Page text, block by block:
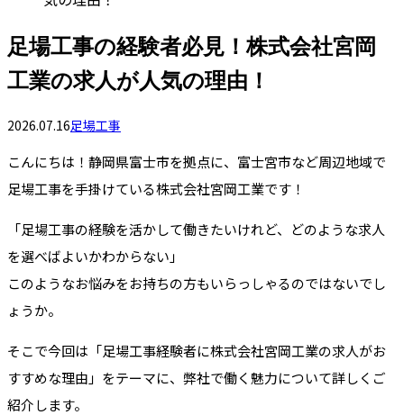
足場工事の経験者必見！株式会社宮岡
工業の求人が人気の理由！
2026.07.16足場工事
こんにちは！静岡県富士市を拠点に、富士宮市など周辺地域で
足場工事を手掛けている株式会社宮岡工業です！
「足場工事の経験を活かして働きたいけれど、どのような求人
を選べばよいかわからない」
このようなお悩みをお持ちの方もいらっしゃるのではないでし
ょうか。
そこで今回は「足場工事経験者に株式会社宮岡工業の求人がお
すすめな理由」をテーマに、弊社で働く魅力について詳しくご
紹介します。